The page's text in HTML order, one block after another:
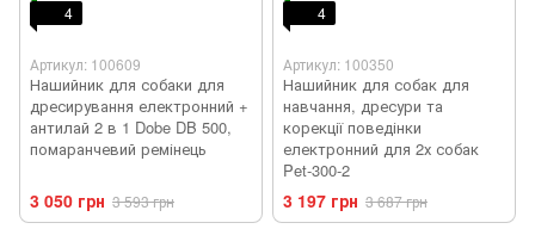
4
Артикул: 100609
Нашийник для собаки для
дресирування електронний +
антилай 2 в 1 Dobe DB 500,
помаранчевий ремінець
3 050 грн 3 593 грн
4
Артикул: 100350
Нашийник для собак для
навчання, дресури та
корекції поведінки
електронний для 2х собак
Pet-300-2
3 197 грн 3 687 грн